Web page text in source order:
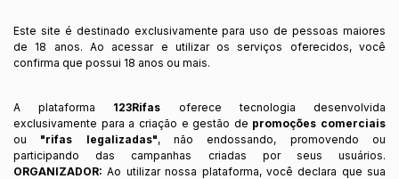
Este site é destinado exclusivamente para uso de pessoas maiores
de 18 anos. Ao acessar e utilizar os serviços oferecidos, você
confirma que possui 18 anos ou mais.
A plataforma 123Rifas oferece tecnologia desenvolvida
exclusivamente para a criação e gestão de promoções comerciais
ou "rifas legalizadas", não endossando, promovendo ou
participando das campanhas criadas por seus usuários.
ORGANIZADOR: Ao utilizar nossa plataforma, você declara que sua